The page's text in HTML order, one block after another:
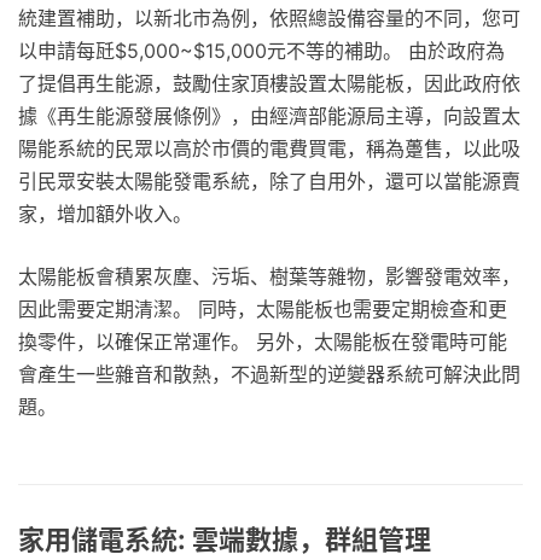
統建置補助，以新北市為例，依照總設備容量的不同，您可
以申請每瓩$5,000~$15,000元不等的補助。 由於政府為
了提倡再生能源，鼓勵住家頂樓設置太陽能板，因此政府依
據《再生能源發展條例》，由經濟部能源局主導，向設置太
陽能系統的民眾以高於市價的電費買電，稱為躉售，以此吸
引民眾安裝太陽能發電系統，除了自用外，還可以當能源賣
家，增加額外收入。
太陽能板會積累灰塵、污垢、樹葉等雜物，影響發電效率，
因此需要定期清潔。 同時，太陽能板也需要定期檢查和更
換零件，以確保正常運作。 另外，太陽能板在發電時可能
會產生一些雜音和散熱，不過新型的逆變器系統可解決此問
題。
家用儲電系統: 雲端數據，群組管理